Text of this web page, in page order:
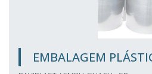
EMBALAGEM